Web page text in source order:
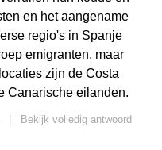
en het aangename
regio's in Spanje
emigranten, maar
zijn de Costa
Canarische eilanden.
Bekijk volledig antwoord